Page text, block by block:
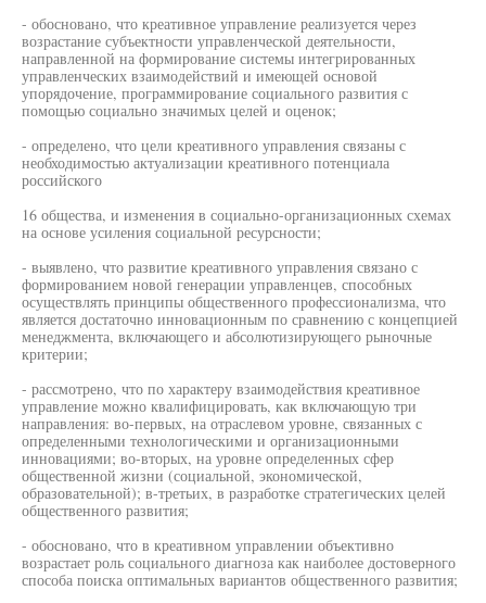
- обосновано, что креативное управление реализуется через
возрастание субъектности управленческой деятельности,
направленной на формирование системы интегрированных
управленческих взаимодействий и имеющей основой
упорядочение, программирование социального развития с
помощью социально значимых целей и оценок;
- определено, что цели креативного управления связаны с
необходимостью актуализации креативного потенциала
российского
16 общества, и изменения в социально-организационных схемах
на основе усиления социальной ресурсности;
- выявлено, что развитие креативного управления связано с
формированием новой генерации управленцев, способных
осуществлять принципы общественного профессионализма, что
является достаточно инновационным по сравнению с концепцией
менеджмента, включающего и абсолютизирующего рыночные
критерии;
- рассмотрено, что по характеру взаимодействия креативное
управление можно квалифицировать, как включающую три
направления: во-первых, на отраслевом уровне, связанных с
определенными технологическими и организационными
инновациями; во-вторых, на уровне определенных сфер
общественной жизни (социальной, экономической,
образовательной); в-третьих, в разработке стратегических целей
общественного развития;
- обосновано, что в креативном управлении объективно
возрастает роль социального диагноза как наиболее достоверного
способа поиска оптимальных вариантов общественного развития;